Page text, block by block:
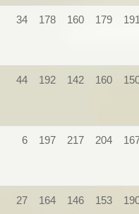
34 178 160 179
44 192 142 160
6 197 217 204
27 164 146 153